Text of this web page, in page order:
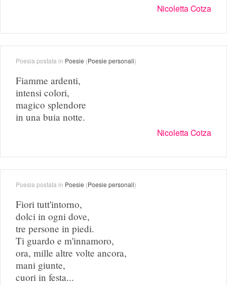
Nicoletta Cotza
Poesia postata in Poesie (Poesie personali)
Fiamme ardenti,
intensi colori,
magico splendore
in una buia notte.
Nicoletta Cotza
Poesia postata in Poesie (Poesie personali)
Fiori tutt'intorno,
dolci in ogni dove,
tre persone in piedi.
Ti guardo e m'innamoro,
ora, mille altre volte ancora,
mani giunte,
cuori in festa...